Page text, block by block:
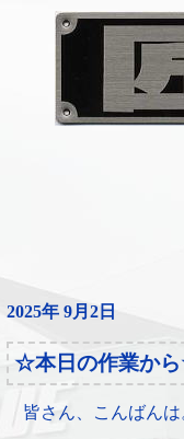
2025年 9月2日
☆本日の作業か
皆さん、こんばんは